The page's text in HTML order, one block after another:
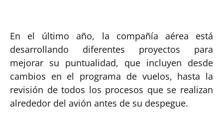
En el último año, la compañía aérea está
desarrollando diferentes proyectos para
mejorar su puntualidad, que incluyen desde
cambios en el programa de vuelos, hasta la
revisión de todos los procesos que se realizan
alrededor del avión antes de su despegue.